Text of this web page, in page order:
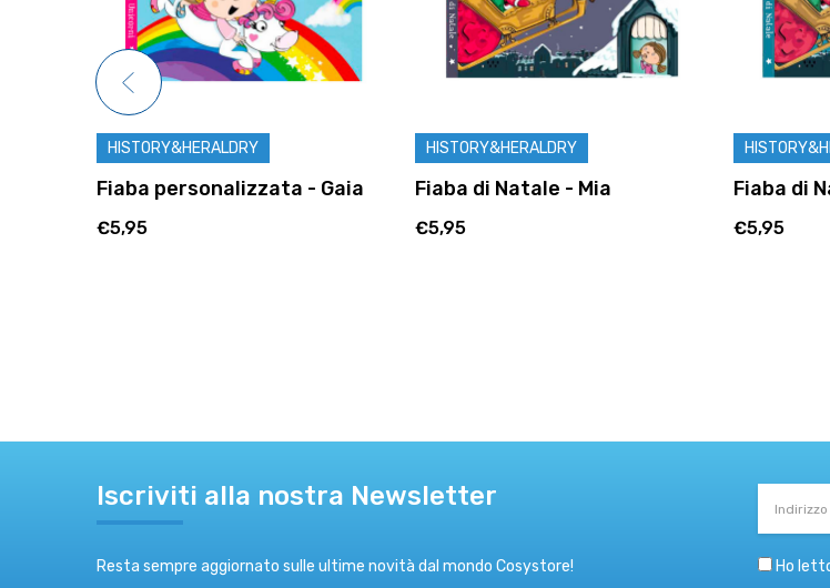
HISTORY&HERALDRY
Fiaba personalizzata - Gaia
€5,95
HISTORY&HERALDRY
Fiaba di Natale - Mia
€5,95
Fiaba di
€5,95
Iscriviti alla nostra Newsletter
Resta sempre aggiornato sulle ultime novità dal mondo Cosystore!
Email
Ho